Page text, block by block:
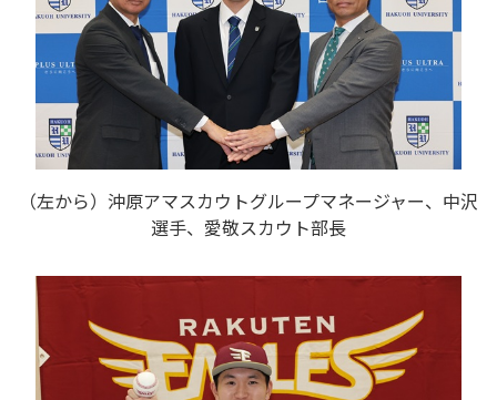
（左から）沖原アマスカウトグループマネージャー、中沢
選手、愛敬スカウト部長